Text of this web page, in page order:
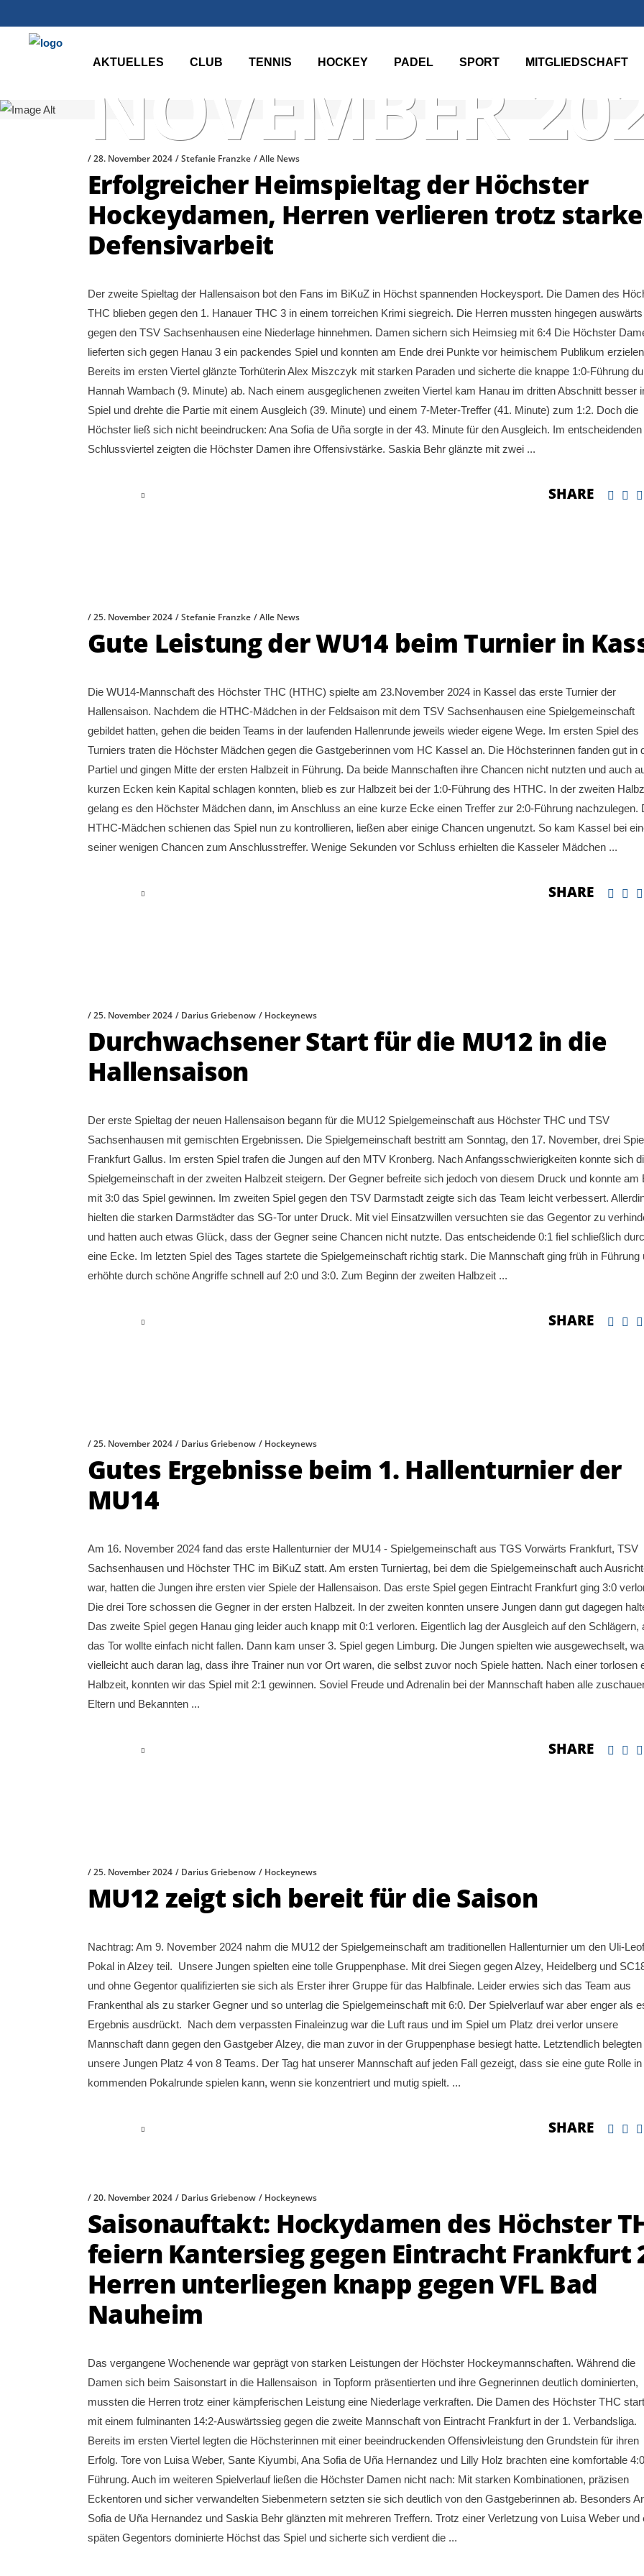
AKTUELLES CLUB TENNIS HOCKEY PADEL SPORT MITGLIEDSCHAFT
NOVEMBER
28. November 2024 Stefanie Franzke Alle News
Erfolgreicher Heimspieltag der Höchster
Hockeydamen, Herren verlieren trotz
Defensivarbeit
Der zweite Spieltag der Hallensaison bot den Fans im BiKuZ in Höchst spannenden Hockeysport. Die Damen des
THC blieben gegen den 1. Hanauer THC 3 in einem torreichen Krimi siegreich. Die Herren mussten hingegen auswärts
gegen den TSV Sachsenhausen eine Niederlage hinnehmen. Damen sichern sich Heimsieg mit 6:4 Die Höchster
lieferten sich gegen Hanau 3 ein packendes Spiel und konnten am Ende drei Punkte vor heimischem Publikum
Bereits im ersten Viertel glänzte Torhüterin Alex Miszczyk mit starken Paraden und sicherte die knappe 1:0-Führung
Hannah Wambach (9. Minute) ab. Nach einem ausgeglichenen zweiten Viertel kam Hanau im dritten Abschnitt besser
Spiel und drehte die Partie mit einem Ausgleich (39. Minute) und einem 7-Meter-Treffer (41. Minute) zum 1:2. Doch die
Höchster ließ sich nicht beeindrucken: Ana Sofia de Uña sorgte in der 43. Minute für den Ausgleich. Im entscheidenden
Schlussviertel zeigten die Höchster Damen ihre Offensivstärke. Saskia Behr glänzte mit zwei
SHARE
25. November 2024 Stefanie Franzke Alle News
Gute Leistung der WU14 beim Turnier in
Die WU14-Mannschaft des Höchster THC (HTHC) spielte am 23.November 2024 in Kassel das erste Turnier der
Hallensaison. Nachdem die HTHC-Mädchen in der Feldsaison mit dem TSV Sachsenhausen eine Spielgemeinschaft
gebildet hatten, gehen die beiden Teams in der laufenden Hallenrunde jeweils wieder eigene Wege. Im ersten Spiel des
Turniers traten die Höchster Mädchen gegen die Gastgeberinnen vom HC Kassel an. Die Höchsterinnen fanden gut in
Partiel und gingen Mitte der ersten Halbzeit in Führung. Da beide Mannschaften ihre Chancen nicht nutzten und auch
kurzen Ecken kein Kapital schlagen konnten, blieb es zur Halbzeit bei der 1:0-Führung des HTHC. In der zweiten
gelang es den Höchster Mädchen dann, im Anschluss an eine kurze Ecke einen Treffer zur 2:0-Führung nachzulegen.
HTHC-Mädchen schienen das Spiel nun zu kontrollieren, ließen aber einige Chancen ungenutzt. So kam Kassel bei
seiner wenigen Chancen zum Anschlusstreffer. Wenige Sekunden vor Schluss erhielten die Kasseler Mädchen
SHARE
25. November 2024 Darius Griebenow Hockeynews
Durchwachsener Start für die MU12 in die
Hallensaison
Der erste Spieltag der neuen Hallensaison begann für die MU12 Spielgemeinschaft aus Höchster THC und TSV
Sachsenhausen mit gemischten Ergebnissen. Die Spielgemeinschaft bestritt am Sonntag, den 17. November, drei
Frankfurt Gallus. Im ersten Spiel trafen die Jungen auf den MTV Kronberg. Nach Anfangsschwierigkeiten konnte sich
Spielgemeinschaft in der zweiten Halbzeit steigern. Der Gegner befreite sich jedoch von diesem Druck und konnte am
mit 3:0 das Spiel gewinnen. Im zweiten Spiel gegen den TSV Darmstadt zeigte sich das Team leicht verbessert.
hielten die starken Darmstädter das SG-Tor unter Druck. Mit viel Einsatzwillen versuchten sie das Gegentor zu
und hatten auch etwas Glück, dass der Gegner seine Chancen nicht nutzte. Das entscheidende 0:1 fiel schließlich
eine Ecke. Im letzten Spiel des Tages startete die Spielgemeinschaft richtig stark. Die Mannschaft ging früh in Führung
erhöhte durch schöne Angriffe schnell auf 2:0 und 3:0. Zum Beginn der zweiten Halbzeit
SHARE
25. November 2024 Darius Griebenow Hockeynews
Gutes Ergebnisse beim 1. Hallenturnier der
MU14
Am 16. November 2024 fand das erste Hallenturnier der MU14 - Spielgemeinschaft aus TGS Vorwärts Frankfurt, TSV
Sachsenhausen und Höchster THC im BiKuZ statt. Am ersten Turniertag, bei dem die Spielgemeinschaft auch
war, hatten die Jungen ihre ersten vier Spiele der Hallensaison. Das erste Spiel gegen Eintracht Frankfurt ging 3:0
Die drei Tore schossen die Gegner in der ersten Halbzeit. In der zweiten konnten unsere Jungen dann gut dagegen
Das zweite Spiel gegen Hanau ging leider auch knapp mit 0:1 verloren. Eigentlich lag der Ausgleich auf den Schlägern,
das Tor wollte einfach nicht fallen. Dann kam unser 3. Spiel gegen Limburg. Die Jungen spielten wie ausgewechselt,
vielleicht auch daran lag, dass ihre Trainer nun vor Ort waren, die selbst zuvor noch Spiele hatten. Nach einer torlosen
Halbzeit, konnten wir das Spiel mit 2:1 gewinnen. Soviel Freude und Adrenalin bei der Mannschaft haben alle
Eltern und Bekannten
SHARE
25. November 2024 Darius Griebenow Hockeynews
MU12 zeigt sich bereit für die Saison
Nachtrag: Am 9. November 2024 nahm die MU12 der Spielgemeinschaft am traditionellen Hallenturnier um den Uli-
Pokal in Alzey teil. Unsere Jungen spielten eine tolle Gruppenphase. Mit drei Siegen gegen Alzey, Heidelberg und
und ohne Gegentor qualifizierten sie sich als Erster ihrer Gruppe für das Halbfinale. Leider erwies sich das Team aus
Frankenthal als zu starker Gegner und so unterlag die Spielgemeinschaft mit 6:0. Der Spielverlauf war aber enger als
Ergebnis ausdrückt. Nach dem verpassten Finaleinzug war die Luft raus und im Spiel um Platz drei verlor unsere
Mannschaft dann gegen den Gastgeber Alzey, die man zuvor in der Gruppenphase besiegt hatte. Letztendlich belegten
unsere Jungen Platz 4 von 8 Teams. Der Tag hat unserer Mannschaft auf jeden Fall gezeigt, dass sie eine gute Rolle in
kommenden Pokalrunde spielen kann, wenn sie konzentriert und mutig spielt.
SHARE
20. November 2024 Darius Griebenow Hockeynews
Saisonauftakt: Hockydamen des Höchster
feiern Kantersieg gegen Eintracht Frankfurt
Herren unterliegen knapp gegen VFL Bad
Nauheim
Das vergangene Wochenende war geprägt von starken Leistungen der Höchster Hockeymannschaften. Während die
Damen sich beim Saisonstart in die Hallensaison in Topform präsentierten und ihre Gegnerinnen deutlich dominierten,
mussten die Herren trotz einer kämpferischen Leistung eine Niederlage verkraften. Die Damen des Höchster THC
mit einem fulminanten 14:2-Auswärtssieg gegen die zweite Mannschaft von Eintracht Frankfurt in der 1. Verbandsliga.
Bereits im ersten Viertel legten die Höchsterinnen mit einer beeindruckenden Offensivleistung den Grundstein für ihren
Erfolg. Tore von Luisa Weber, Sante Kiyumbi, Ana Sofia de Uña Hernandez und Lilly Holz brachten eine komfortable
Führung. Auch im weiteren Spielverlauf ließen die Höchster Damen nicht nach: Mit starken Kombinationen, präzisen
Eckentoren und sicher verwandelten Siebenmetern setzten sie sich deutlich von den Gastgeberinnen ab. Besonders
Sofia de Uña Hernandez und Saskia Behr glänzten mit mehreren Treffern. Trotz einer Verletzung von Luisa Weber und
späten Gegentors dominierte Höchst das Spiel und sicherte sich verdient die